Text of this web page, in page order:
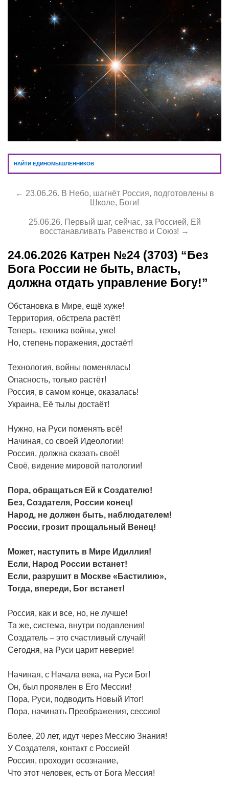
НАЙТИ ЕДИНОМЫШЛЕННИКОВ
← 23.06.26. В Небо, шагнёт Россия, подготовлены в
Школе, Боги!
25.06.26. Первый шаг, сейчас, за Россией, Ей
восстанавливать Равенство и Союз! →
24.06.2026 Катрен №24 (3703) “Без
Бога России не быть, власть,
должна отдать управление Богу!”
Обстановка в Мире, ещё хуже!
Территория, обстрела растёт!
Теперь, техника войны, уже!
Но, степень поражения, достаёт!
Технология, войны поменялась!
Опасность, только растёт!
Россия, в самом конце, оказалась!
Украина, Её тылы достаёт!
Нужно, на Руси поменять всё!
Начиная, со своей Идеологии!
Россия, должна сказать своё!
Своё, видение мировой патологии!
Пора, обращаться Ей к Создателю!
Без, Создателя, России конец!
Народ, не должен быть, наблюдателем!
России, грозит прощальный Венец!
Может, наступить в Мире Идиллия!
Если, Народ России встанет!
Если, разрушит в Москве «Бастилию»,
Тогда, впереди, Бог встанет!
Россия, как и все, но, не лучше!
Та же, система, внутри подавления!
Создатель – это счастливый случай!
Сегодня, на Руси царит неверие!
Начиная, с Начала века, на Руси Бог!
Он, был проявлен в Его Мессии!
Пора, Руси, подводить Новый Итог!
Пора, начинать Преображения, сессию!
Более, 20 лет, идут через Мессию Знания!
У Создателя, контакт с Россией!
Россия, проходит осознание,
Что этот человек, есть от Бога Мессия!